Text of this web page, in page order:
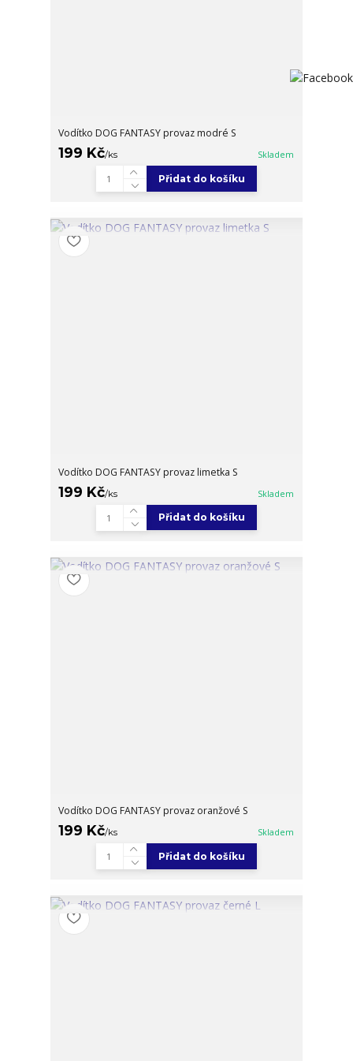
Vodítko DOG FANTASY provaz modré S
199 Kč/ks Skladem
Přidat do košíku
Vodítko DOG FANTASY provaz limetka S
199 Kč/ks Skladem
Přidat do košíku
Vodítko DOG FANTASY provaz oranžové S
199 Kč/ks Skladem
Přidat do košíku